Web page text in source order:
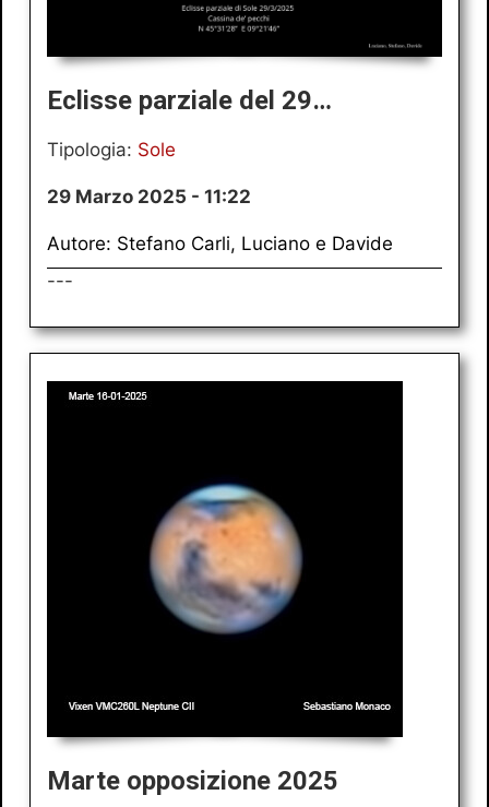
Eclisse parziale del 29…
Tipologia: Sole
29 Marzo 2025 - 11:22
Autore: Stefano Carli, Luciano e Davide
---
Marte opposizione 2025